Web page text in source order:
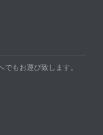
もお運び致します。